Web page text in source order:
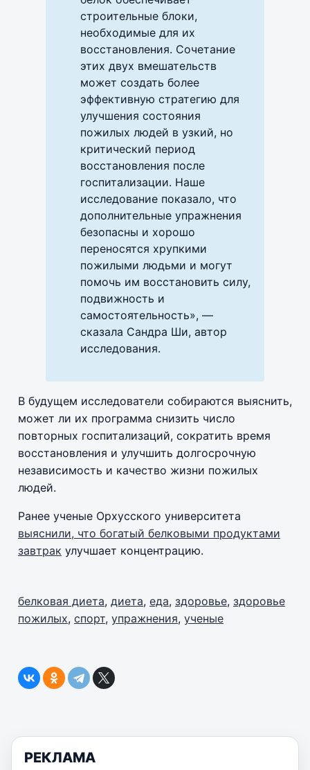
строительные блоки,
необходимые для их
восстановления. Сочетание
этих двух вмешательств
может создать более
эффективную стратегию для
улучшения состояния
пожилых людей в узкий, но
критический период
восстановления после
госпитализации. Наше
исследование показало, что
дополнительные упражнения
безопасны и хорошо
переносятся хрупкими
пожилыми людьми и могут
помочь им восстановить силу,
подвижность и
самостоятельность», —
сказала Сандра Ши, автор
исследования.
В будущем исследователи собираются выяснить,
может ли их программа снизить число
повторных госпитализаций, сократить время
восстановления и улучшить долгосрочную
независимость и качество жизни пожилых
людей.
Ранее ученые Орхусского университета
выяснили, что богатый белковыми продуктами
завтрак улучшает концентрацию.
белковая диета, диета, еда, здоровье, здоровье
пожилых, спорт, упражнения, ученые
РЕКЛАМА